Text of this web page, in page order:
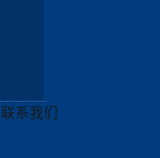
联系我们